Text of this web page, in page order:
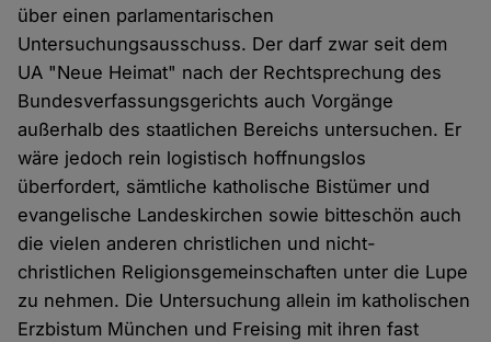
über einen parlamentarischen
Untersuchungsausschuss. Der darf zwar seit dem
UA "Neue Heimat" nach der Rechtsprechung des
Bundesverfassungsgerichts auch Vorgänge
außerhalb des staatlichen Bereichs untersuchen. Er
wäre jedoch rein logistisch hoffnungslos
überfordert, sämtliche katholische Bistümer und
evangelische Landeskirchen sowie bitteschön auch
die vielen anderen christlichen und nicht-
christlichen Religionsgemeinschaften unter die Lupe
zu nehmen. Die Untersuchung allein im katholischen
Erzbistum München und Freising mit ihren fast